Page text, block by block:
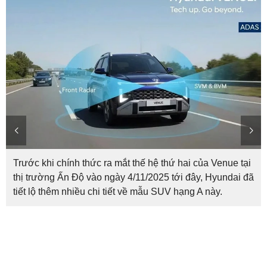
Trước khi chính thức ra mắt thế hệ thứ hai của Venue tại
thị trường Ấn Độ vào ngày 4/11/2025 tới đây, Hyundai đã
tiết lộ thêm nhiều chi tiết về mẫu SUV hạng A này.